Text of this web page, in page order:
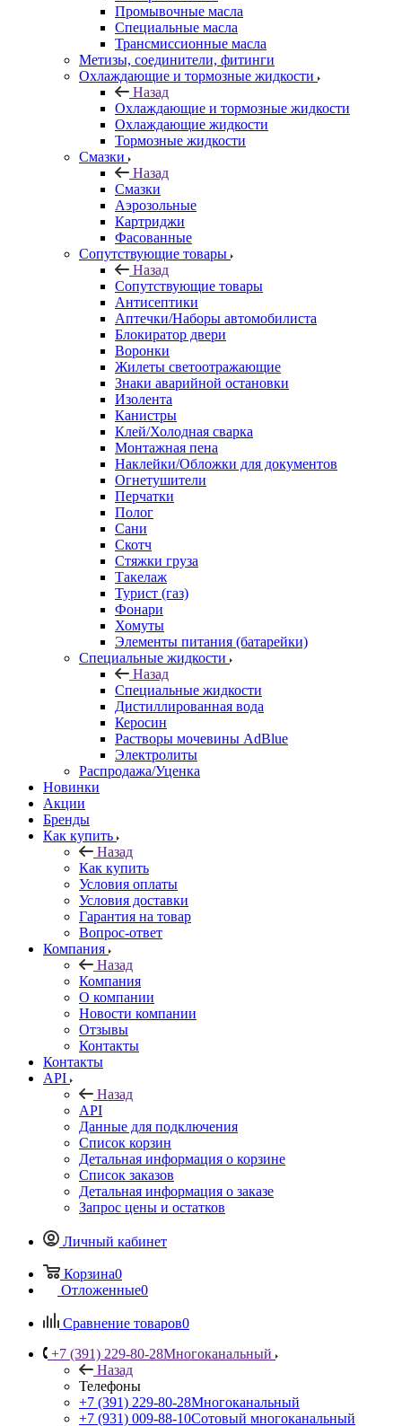
Промывочные масла
Специальные масла
Трансмиссионные масла
Метизы, соединители, фитинги
Охлаждающие и тормозные жидкости
Назад
Охлаждающие и тормозные жидкости
Охлаждающие жидкости
Тормозные жидкости
Смазки
Назад
Смазки
Аэрозольные
Картриджи
Фасованные
Сопутствующие товары
Назад
Сопутствующие товары
Антисептики
Аптечки/Наборы автомобилиста
Блокиратор двери
Воронки
Жилеты светоотражающие
Знаки аварийной остановки
Изолента
Канистры
Клей/Холодная сварка
Монтажная пена
Наклейки/Обложки для документов
Огнетушители
Перчатки
Полог
Сани
Скотч
Стяжки груза
Такелаж
Турист (газ)
Фонари
Хомуты
Элементы питания (батарейки)
Специальные жидкости
Назад
Специальные жидкости
Дистиллированная вода
Керосин
Растворы мочевины AdBlue
Электролиты
Распродажа/Уценка
Новинки
Акции
Бренды
Как купить
Назад
Как купить
Условия оплаты
Условия доставки
Гарантия на товар
Вопрос-ответ
Компания
Назад
Компания
О компании
Новости компании
Отзывы
Контакты
Контакты
API
Назад
API
Данные для подключения
Список корзин
Детальная информация о корзине
Список заказов
Детальная информация о заказе
Запрос цены и остатков
Личный кабинет
Корзина0
Отложенные0
Сравнение товаров0
+7 (391) 229-80-28Многоканальный
Назад
Телефоны
+7 (391) 229-80-28Многоканальный
+7 (931) 009-88-10Сотовый многоканальный